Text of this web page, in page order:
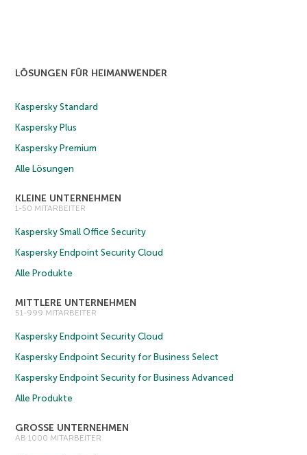
LÖSUNGEN FÜR HEIMANWENDER
Kaspersky Standard
Kaspersky Plus
Kaspersky Premium
Alle Lösungen
KLEINE UNTERNEHMEN
1-50 MITARBEITER
Kaspersky Small Office Security
Kaspersky Endpoint Security Cloud
Alle Produkte
MITTLERE UNTERNEHMEN
51-999 MITARBEITER
Kaspersky Endpoint Security Cloud
Kaspersky Endpoint Security for Business Select
Kaspersky Endpoint Security for Business Advanced
Alle Produkte
GROSSE UNTERNEHMEN
AB 1000 MITARBEITER